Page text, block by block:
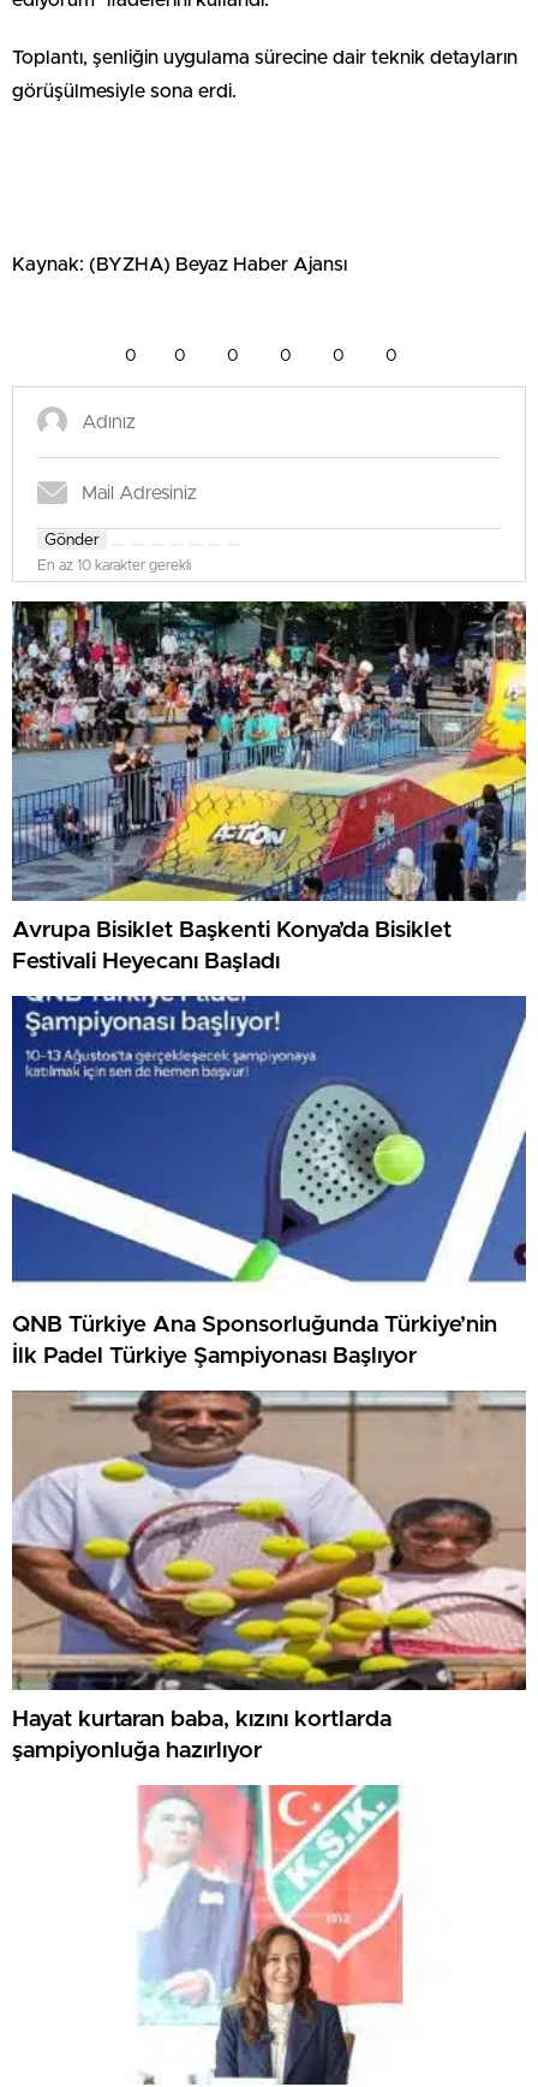
Toplantı, şenliğin uygulama sürecine dair teknik detayların
görüşülmesiyle sona erdi.
Kaynak: (BYZHA) Beyaz Haber Ajansı
0 0 0 0 0 0
Gönder
En az 10 karakter gerekli
Avrupa Bisiklet Başkenti Konya’da Bisiklet
Festivali Heyecanı Başladı
QNB Türkiye Ana Sponsorluğunda Türkiye’nin
İlk Padel Türkiye Şampiyonası Başlıyor
Hayat kurtaran baba, kızını kortlarda
şampiyonluğa hazırlıyor